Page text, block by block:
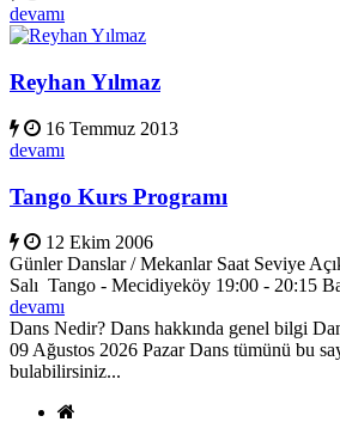
devamı
Reyhan Yılmaz
16 Temmuz 2013
devamı
Tango Kurs Programı
12 Ekim 2006
Günler Danslar / Mekanlar Saat Seviye
Salı Tango - Mecidiyeköy 19:00 - 20:15
devamı
Dans Nedir? Dans hakkında genel bilgi
09 Ağustos 2026 Pazar Dans tümünü bu
bulabilirsiniz...